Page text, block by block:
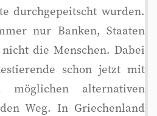
durchgepeitscht wurden.
nur Banken, Staaten
nicht die Menschen. Dabei
schon jetzt mit
möglichen alternativen
Weg. In Griechenland